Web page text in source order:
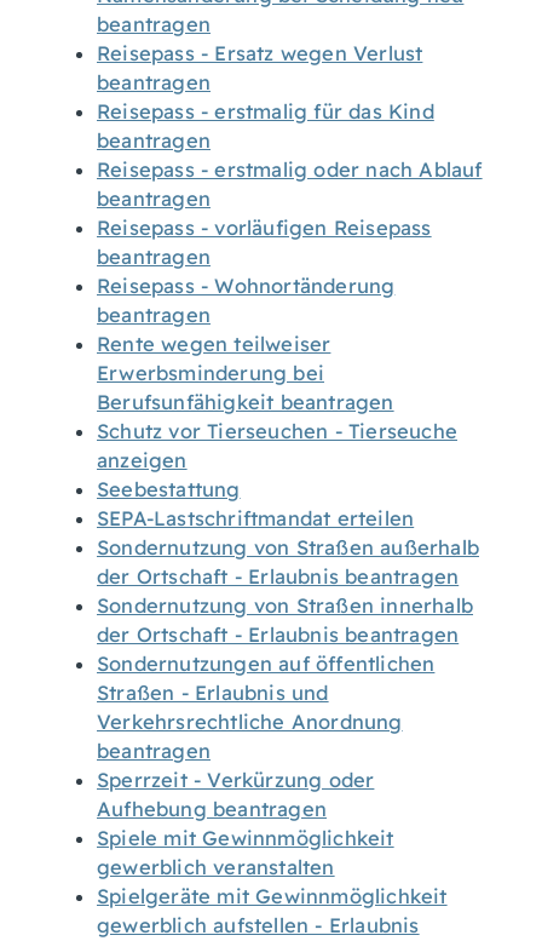
beantragen
Reisepass - Ersatz wegen Verlust
beantragen
Reisepass - erstmalig für das Kind
beantragen
Reisepass - erstmalig oder nach Ablauf
beantragen
Reisepass - vorläufigen Reisepass
beantragen
Reisepass - Wohnortänderung
beantragen
Rente wegen teilweiser
Erwerbsminderung bei
Berufsunfähigkeit beantragen
Schutz vor Tierseuchen - Tierseuche
anzeigen
Seebestattung
SEPA-Lastschriftmandat erteilen
Sondernutzung von Straßen außerhalb
der Ortschaft - Erlaubnis beantragen
Sondernutzung von Straßen innerhalb
der Ortschaft - Erlaubnis beantragen
Sondernutzungen auf öffentlichen
Straßen - Erlaubnis und
Verkehrsrechtliche Anordnung
beantragen
Sperrzeit - Verkürzung oder
Aufhebung beantragen
Spiele mit Gewinnmöglichkeit
gewerblich veranstalten
Spielgeräte mit Gewinnmöglichkeit
gewerblich aufstellen - Erlaubnis